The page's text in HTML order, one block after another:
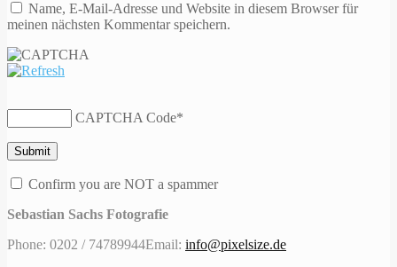
Name, E-Mail-Adresse und Website in diesem Browser für
meinen nächsten Kommentar speichern.
CAPTCHA Code*
Confirm you are NOT a spammer
Sebastian Sachs Fotografie
Phone: 0202 / 74789944Email: info@pixelsize.de